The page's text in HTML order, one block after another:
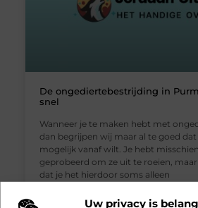
Uw privacy is
RECENTE BERICHTEN
De ongediertebestrijding in
snel
Wanneer je te maken hebt met
dan begrijpen wij maar al te goed dat
mogelijk vanaf wilt. Je hebt
geprobeerd om ze uit te roeien,
dat je het hierdoor soms alleen